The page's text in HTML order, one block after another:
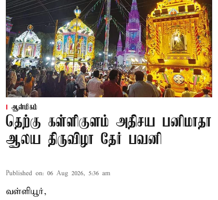
ஆன்மிகம்
தெற்கு கள்ளிகுளம் அதிசய பனிமாதா
ஆலய திருவிழா தேர் பவனி
Published on: 06 Aug 2026, 5:36 am
வள்ளியூர்,